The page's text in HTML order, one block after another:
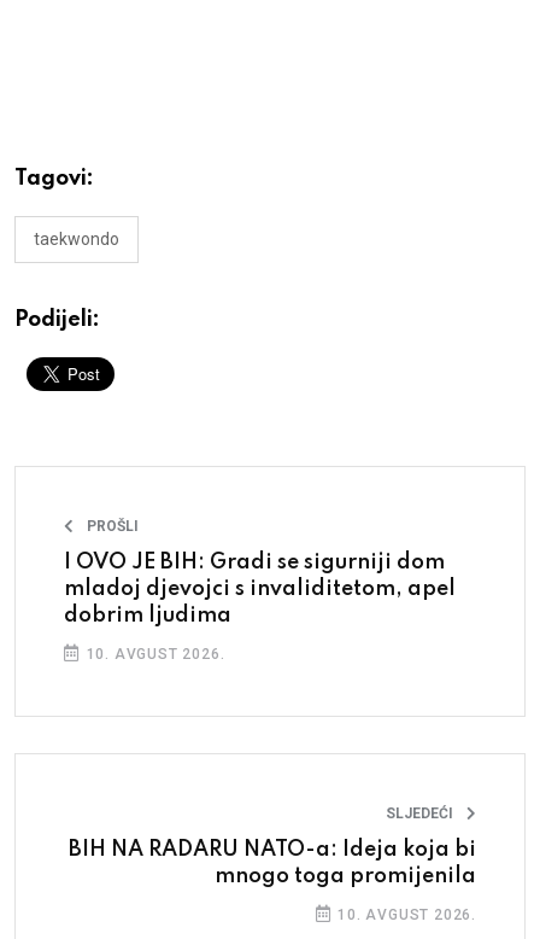
Tagovi:
taekwondo
Podijeli:
PROŠLI
I OVO JE BIH: Gradi se sigurniji dom
mladoj djevojci s invaliditetom, apel
dobrim ljudima
10. AVGUST 2026.
SLJEDEĆI
BIH NA RADARU NATO-a: Ideja koja bi
mnogo toga promijenila
10. AVGUST 2026.